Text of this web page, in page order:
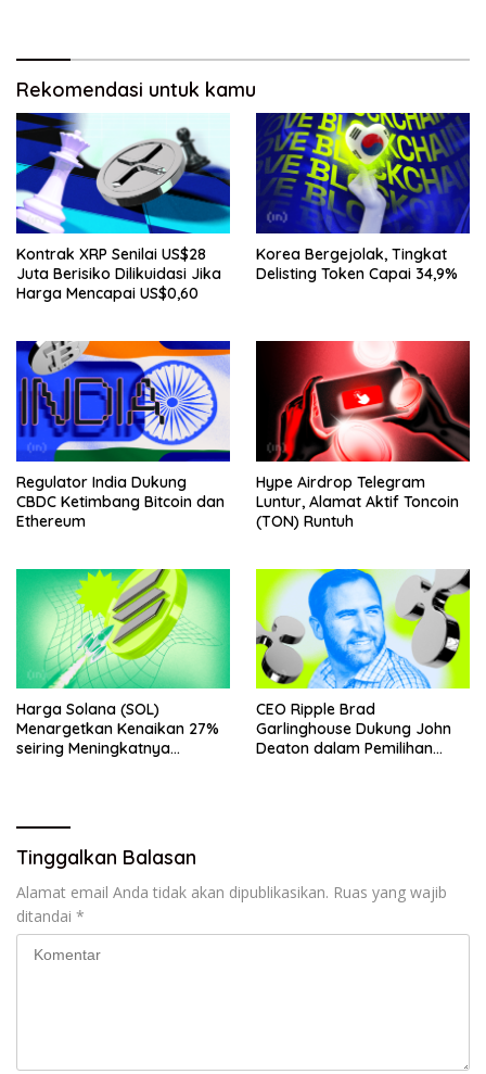
Rekomendasi untuk kamu
Kontrak XRP Senilai US$28
Juta Berisiko Dilikuidasi Jika
Harga Mencapai US$0,60
Korea Bergejolak, Tingkat
Delisting Token Capai 34,9%
Regulator India Dukung
CBDC Ketimbang Bitcoin dan
Ethereum
Hype Airdrop Telegram
Luntur, Alamat Aktif Toncoin
(TON) Runtuh
Harga Solana (SOL)
Menargetkan Kenaikan 27%
seiring Meningkatnya
CEO Ripple Brad
Garlinghouse Dukung John
Deaton dalam Pemilihan
Tinggalkan Balasan
Alamat email Anda tidak akan dipublikasikan. Ruas yang wajib
ditandai *